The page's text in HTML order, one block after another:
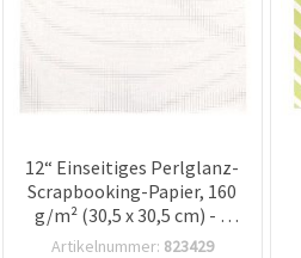
12“ Einseitiges Perlglanz-
Scrapbooking-Papier, 160
g/m² (30,5 x 30,5 cm) - 1
Bogen
Artikelnummer: 823429